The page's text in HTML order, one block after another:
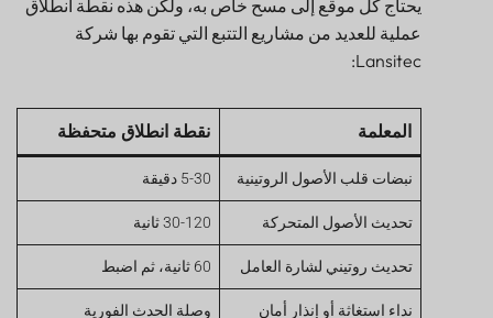
يحتاج كل موقع إلى مسح خاص به، ولكن هذه نقطة انطلاق
عملية للعديد من مشاريع التتبع التي تقوم بها شركة
Lansitec:
المعلمة نقطة انطلاق متحفظة
نبضات قلب الأصول الروتينية 5-30 دقيقة
تحديث الأصول المتحركة 30-120 ثانية
تحديث روتيني لشارة العامل 60 ثانية، ثم اضبط
نداء استغاثة أو إنذار أمان وصلة الحدث الفورية